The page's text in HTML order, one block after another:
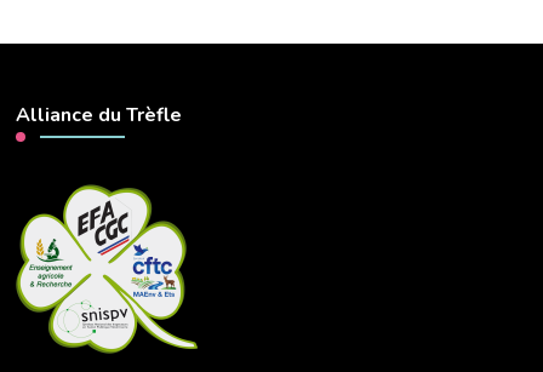
Alliance du Trèfle